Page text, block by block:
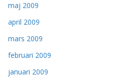
maj 2009
april 2009
mars 2009
februari 2009
januari 2009